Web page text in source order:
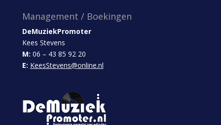
Management / Boekingen
DeMuziekPromoter
Kees Stevens
M: 06 – 43 85 92 20
E: KeesStevens@online.nl